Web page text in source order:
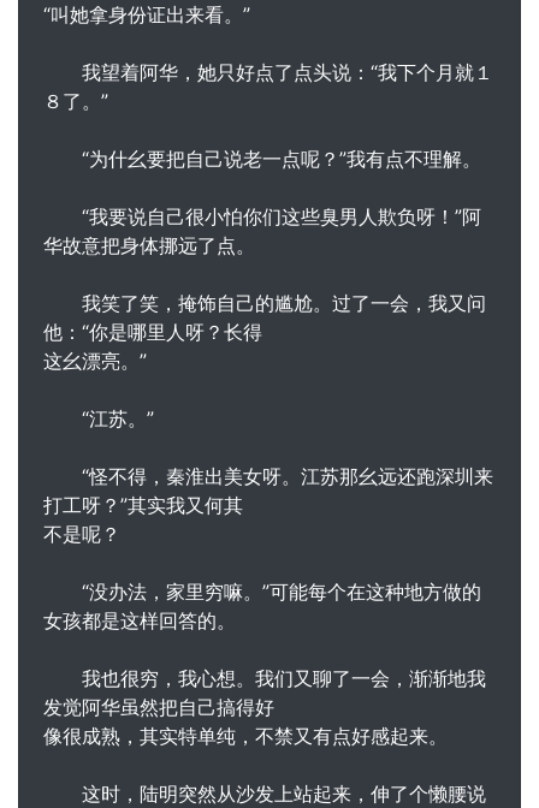
“叫她拿身份证出来看。”
我望着阿华，她只好点了点头说：“我下个月就１
８了。”
“为什幺要把自己说老一点呢？”我有点不理解。
“我要说自己很小怕你们这些臭男人欺负呀！”阿
华故意把身体挪远了点。
我笑了笑，掩饰自己的尴尬。过了一会，我又问
他：“你是哪里人呀？长得
这幺漂亮。”
“江苏。”
“怪不得，秦淮出美女呀。江苏那幺远还跑深圳来
打工呀？”其实我又何其
不是呢？
“没办法，家里穷嘛。”可能每个在这种地方做的
女孩都是这样回答的。
我也很穷，我心想。我们又聊了一会，渐渐地我
发觉阿华虽然把自己搞得好
像很成熟，其实特单纯，不禁又有点好感起来。
这时，陆明突然从沙发上站起来，伸了个懒腰说